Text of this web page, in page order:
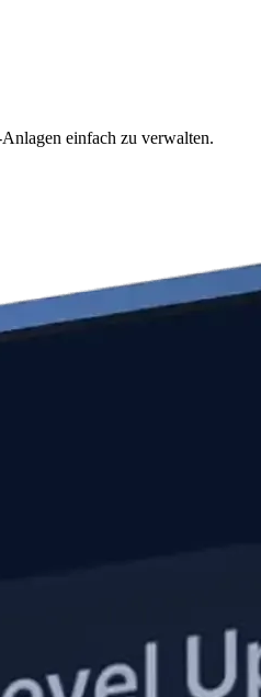
einfach zu verwalten.